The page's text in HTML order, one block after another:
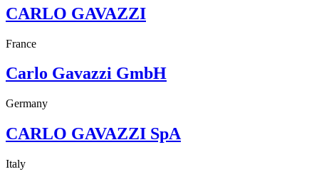
CARLO GAVAZZI
France
Carlo Gavazzi GmbH
Germany
CARLO GAVAZZI SpA
Italy